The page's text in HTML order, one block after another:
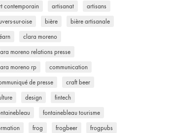
contemporain artisanat artisans
sur-oise bière bière artisanale
clara moreno
moreno relations presse
moreno rp communication
de presse craft beer
design fintech
fontainebleau tourisme
frog frogbeer frogpubs